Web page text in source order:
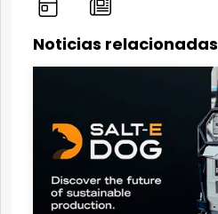
Noticias relacionadas